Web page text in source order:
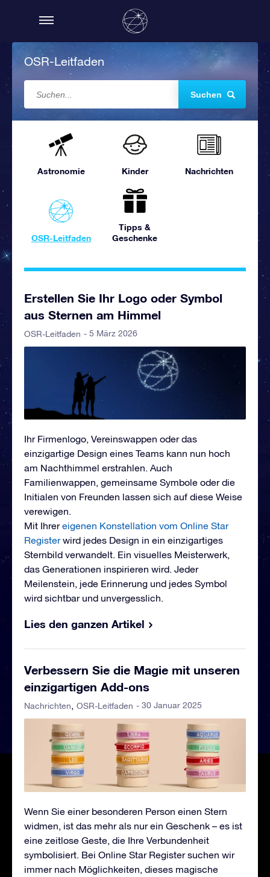
OSR-Leitfaden
Suchen
Astronomie Kinder Nachrichten
OSR-Leitfaden
Tipps &
Geschenke
Erstellen Sie Ihr Logo oder Symbol
aus Sternen am Himmel
OSR-Leitfaden - 5 März 2026
Ihr Firmenlogo, Vereinswappen oder das
einzigartige Design eines Teams kann nun hoch
am Nachthimmel erstrahlen. Auch
Familienwappen, gemeinsame Symbole oder die
Initialen von Freunden lassen sich auf diese Weise
verewigen.
Mit Ihrereigenen Konstellation vom Online Star
Registerwird jedes Design in ein einzigartiges
Sternbild verwandelt. Ein visuelles Meisterwerk,
das Generationen inspirieren wird. Jeder
Meilenstein, jede Erinnerung und jedes Symbol
wird sichtbar und unvergesslich.
Lies den ganzen Artikel
Verbessern Sie die Magie mit unseren
einzigartigen Add-ons
Nachrichten OSR-Leitfaden - 30 Januar 2025
Wenn Sie einer besonderen Person einen Stern
widmen, ist das mehr als nur ein Geschenk – es ist
eine zeitlose Geste, die Ihre Verbundenheit
symbolisiert. Bei Online Star Register suchen wir
immer nach Möglichkeiten, dieses magische